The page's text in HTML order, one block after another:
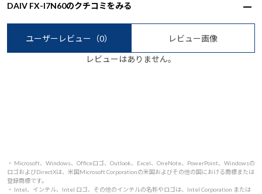
DAIV FX-I7N60のクチコミをみる
ユーザーレビュー （0） レビュー画像
レビューはありません。
・ Microsoft、Windows、Officeロゴ、Outlook、Excel、OneNote、PowerPoint、Windowsの
ロゴおよびDirectXは、米国Microsoft Corporationの米国およびその他の国における商標または
登録商標です。
・ Intel、インテル、Intel ロゴ、その他のインテルの名称やロゴは、Intel Corporation または